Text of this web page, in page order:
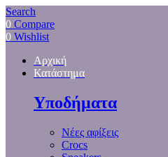
Search
0 Compare
0 Wishlist
Αρχική
Κατάστημα
Υποδήματα
Νέες αφίξεις
Crocs